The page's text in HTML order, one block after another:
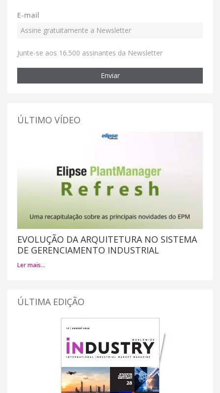
E-mail
Junte-se aos 16.500 assinantes da Newsletter
Enviar
ÚLTIMO VÍDEO
EVOLUÇÃO DA ARQUITETURA NO SISTEMA
DE GERENCIAMENTO INDUSTRIAL
Ler mais…
ÚLTIMA EDIÇÃO